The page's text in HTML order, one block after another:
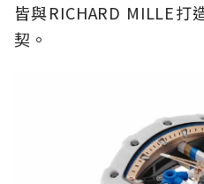
皆與RICHARD MILLE打
契。